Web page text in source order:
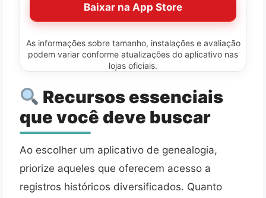
Baixar na App Store
As informações sobre tamanho, instalações e avaliação
podem variar conforme atualizações do aplicativo nas
lojas oficiais.
Recursos essenciais
que você deve buscar
Ao escolher um aplicativo de genealogia,
priorize aqueles que oferecem acesso a
registros históricos diversificados. Quanto